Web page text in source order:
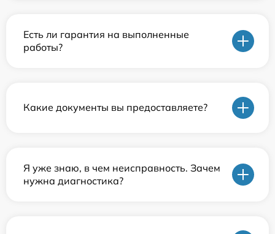
Есть ли гарантия на выполненные
работы?
Какие документы вы предоставляете?
Я уже знаю, в чем неисправность. Зачем
нужна диагностика?